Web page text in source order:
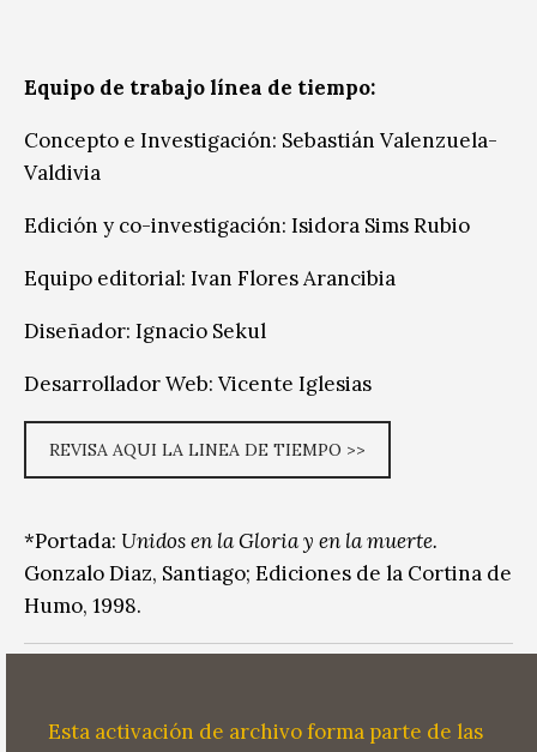
Equipo de trabajo línea de tiempo:
Concepto e Investigación: Sebastián Valenzuela-
Valdivia
Edición y co-investigación: Isidora Sims Rubio
Equipo editorial: Ivan Flores Arancibia
Diseñador: Ignacio Sekul
Desarrollador Web: Vicente Iglesias
REVISA AQUI LA LINEA DE TIEMPO >>
*Portada: Unidos en la Gloria y en la muerte.
Gonzalo Diaz, Santiago; Ediciones de la Cortina de
Humo, 1998.
Esta activación de archivo forma parte de las